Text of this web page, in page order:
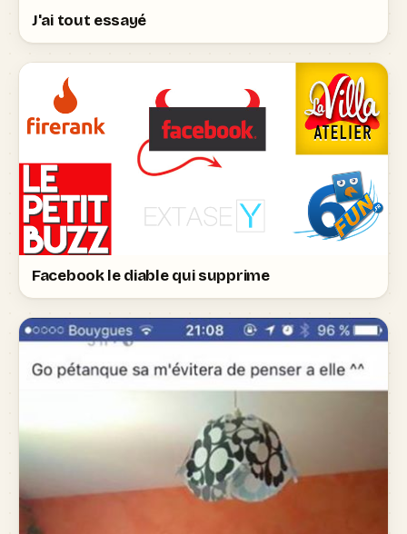
J'ai tout essayé
Facebook le diable qui supprime